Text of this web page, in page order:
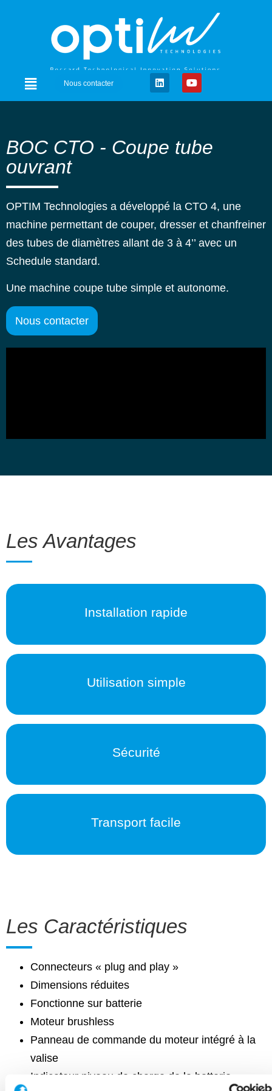
Nous contacter
BOC CTO - Coupe tube
ouvrant
OPTIM Technologies a développé la CTO 4, une
machine permettant de couper, dresser et chanfreiner
des tubes de diamètres allant de 3 à 4’’ avec un
Schedule standard.
Une machine coupe tube simple et autonome.
Nous contacter
Les Avantages
Installation rapide
Nous contacter
Utilisation simple
Nous contacter
Sécurité
Nous contacter
Transport facile
Les Caractéristiques
Connecteurs « plug and play »
Dimensions réduites
Fonctionne sur batterie
Moteur brushless
Panneau de commande du moteur intégré à la
valise
Indicateur niveau de charge de la batterie